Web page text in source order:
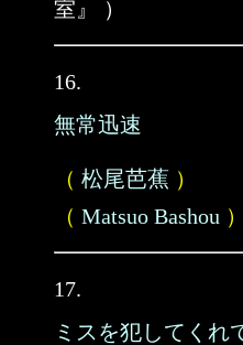
室』 ）
16.
無常迅速
（ 松尾芭蕉 ）
（ Matsuo Bashou ）
17.
ミスを犯してくれ